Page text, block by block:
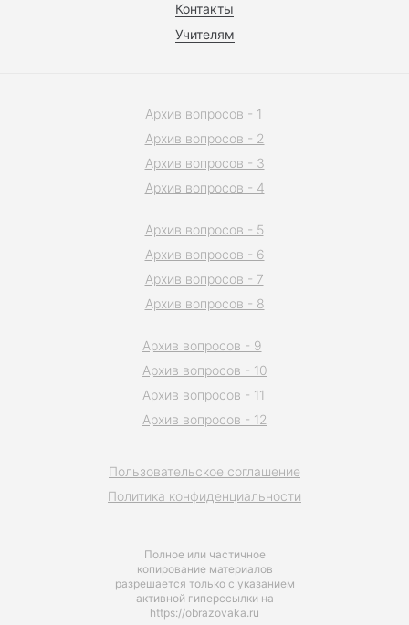
Контакты
Учителям
Полное или частичное
копирование материалов
разрешается только с указанием
активной гиперссылки на
https://obrazovaka.ru
Пользовательское соглашение
Политика конфиденциальности
Архив вопросов - 1
Архив вопросов - 2
Архив вопросов - 3
Архив вопросов - 4
Архив вопросов - 5
Архив вопросов - 6
Архив вопросов - 7
Архив вопросов - 8
Архив вопросов - 9
Архив вопросов - 10
Архив вопросов - 11
Архив вопросов - 12